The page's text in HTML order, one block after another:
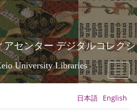
センター デジタルコレクシ
University Libraries
Toggle
日本語 English